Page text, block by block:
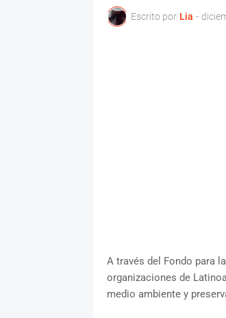
Escrito por Lia -
A través del Fondo para
organizaciones de
medio ambiente y